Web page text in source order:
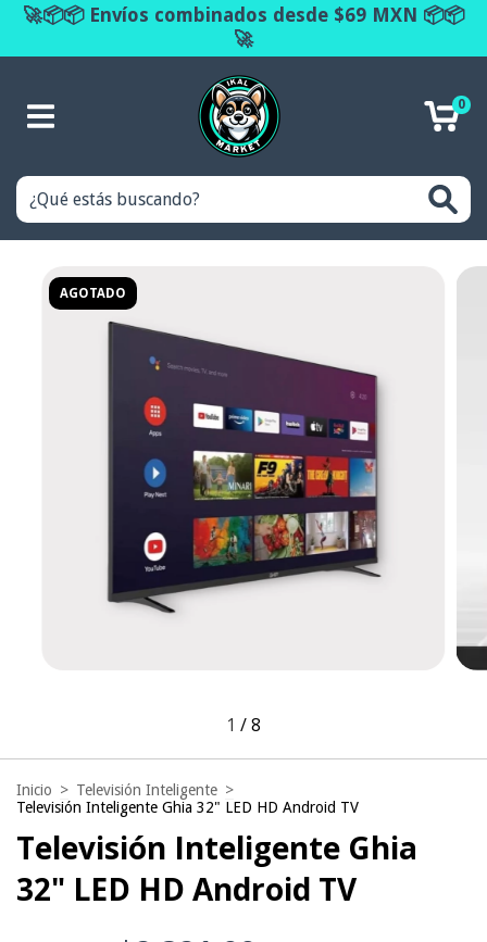
🚀📦📦 Envíos combinados desde $69 MXN 📦📦
🚀
0
AGOTADO
1 /8
Inicio > Televisión Inteligente >
Televisión Inteligente Ghia 32" LED HD Android TV
Televisión Inteligente Ghia
32" LED HD Android TV